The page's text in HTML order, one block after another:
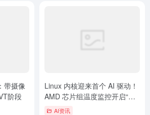
带摄像
阶段
Linux 内核迎来首个 AI 驱动！
AMD 芯片组温度监控开启“智
造”新纪元
AI资讯